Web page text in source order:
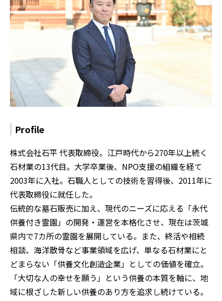
Profile
株式会社石平 代表取締役。江戸時代から270年以上続く
石材業の13代目。大学卒業後、NPO支援の組織を経て
2003年に入社。石職人としての技術を習得後、2011年に
代表取締役に就任した。
伝統的な墓石販売に加え、現代のニーズに応える「永代
供養付き霊園」の開発・運営を本格化させ、現在は茨城
県内で7カ所の霊園を展開している。また、終活や相続
相談、海洋散骨など事業領域を広げ、単なる石材業にと
どまらない「供養文化創造企業」としての価値を確立。
「大切な人の幸せを願う」という供養の本質を軸に、地
域に根ざした新しい供養のあり方を追求し続けている。